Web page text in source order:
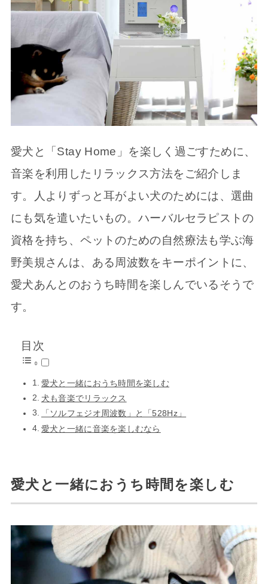
愛犬と「Stay Home」を楽しく過ごすために、
音楽を利用したリラックス方法をご紹介しま
す。人よりずっと耳がよい犬のためには、選曲
にも気を遣いたいもの。ハーバルセラピストの
資格を持ち、ペットのための自然療法も学ぶ海
野美規さんは、ある周波数をキーポイントに、
愛犬あんとのおうち時間を楽しんでいるそうで
す。
目次
愛犬と一緒におうち時間を楽しむ
犬も音楽でリラックス
「ソルフェジオ周波数」と「528Hz」
愛犬と一緒に音楽を楽しむなら
愛犬と一緒におうち時間を楽しむ